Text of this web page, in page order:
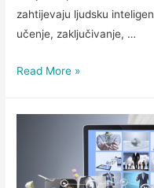
zahtijevaju ljudsku
učenje, zaključivanje, …
Read More »